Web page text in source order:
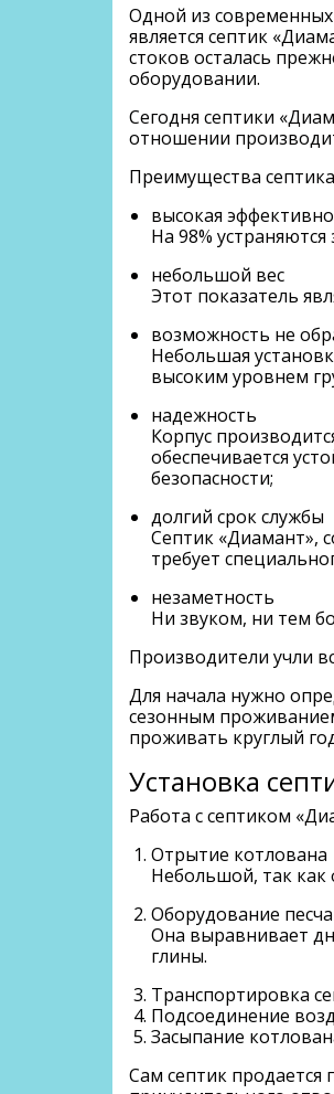
Одной из
является септик
стоков осталась
оборудовании.
Сегодня септики
отношении
Преимущества
высокая
На 98%
небольшой вес
Этот показатель
возможность не
Небольшая
высоким уровнем
надежность
Корпус
обеспечивается
безопасности;
долгий срок службы
Септик «Диамант»,
требует
незаметность
Ни звуком, ни тем
Производители учли
Для начала нужно
сезонным
проживать круглый
Установка
Работа с септиком
Отрытие котлована
Небольшой, так как
Оборудование
Она выравнивает
глины.
Транспортировка
Подсоединение
Засыпание
Сам септик